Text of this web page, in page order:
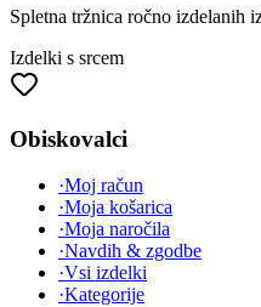
Spletna tržnica ročno izdelanih
Izdelki s srcem
Obiskovalci
·Moj račun
·Moja košarica
·Moja naročila
·Navdih & zgodbe
·Vsi izdelki
·Kategorije